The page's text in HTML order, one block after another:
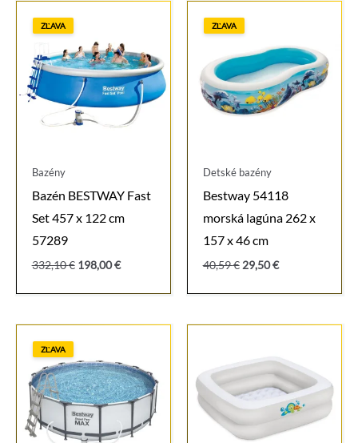
ZĽAVA
Bazény
Bazén BESTWAY Fast
Set 457 x 122 cm
57289
332,10€ Pôvodná
bola:
198,00€Aktuálna
je:
ZĽAVA
Detské bazény
Bestway 54118
morská lagúna 262 x
157 x 46 cm
40,59€ Pôvodná
bola:
29,50€Aktuálna
je:
ZĽAVA